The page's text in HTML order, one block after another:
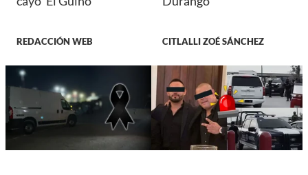
REDACCIÓN WEB CITLALLI ZOÉ SÁNCHEZ